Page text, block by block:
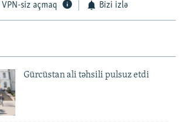
VPN-siz açmaq Bizi izlə
Gürcüstan ali təhsili pulsuz etdi